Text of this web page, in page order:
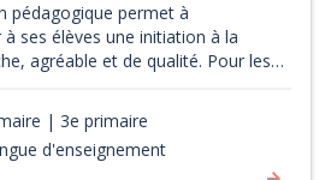
pédagogique permet à
ses élèves une initiation à la
agréable et de qualité. Pour les
découverte.
| 3e primaire
d'enseignement